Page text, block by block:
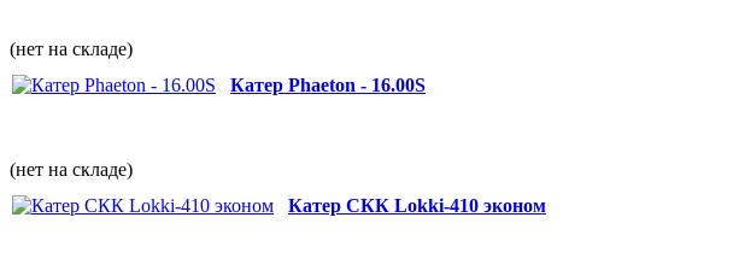
(нет на складе)
Катер Phaeton - 16.00S
(нет на складе)
Катер СКК Lokki-410 эконом